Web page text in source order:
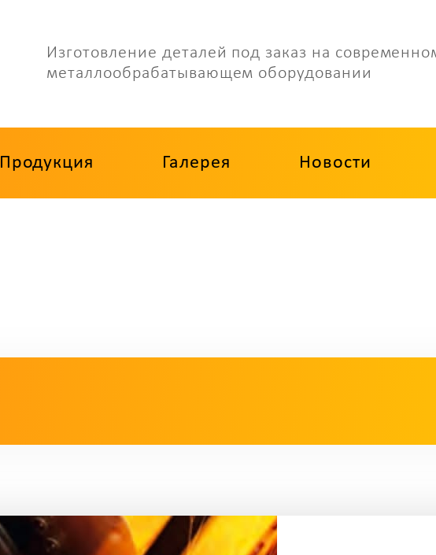
Изготовление деталей под заказ на
металлообрабатывающем оборудовании
Продукция Галерея Новости